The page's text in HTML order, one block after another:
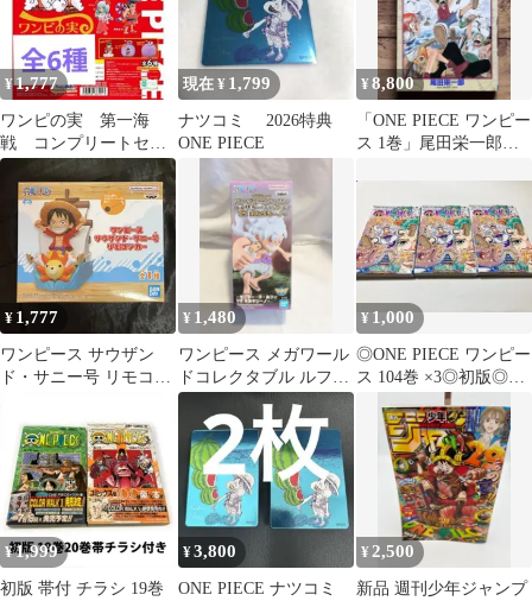
¥1,777
ワンピの実 第一海
戦 コンプリートセッ
ト フルコンプ
現在 ¥ 1,799
ナツコミ 2026特典
ONE PIECE
¥8,800
「ONE PIECE ワンピー
ス 1巻」尾田栄一郎
¥ 1,777
ワンピース サウザン
ド・サニー号 リモコン
¥ 1,480
ワンピース メガワール
ドコレクタブル ルフィ
VSボルサリーノ
¥ 1,000
◎ONE PIECE ワンピー
ス 104巻 ×3◎初版◎3
冊セット◎少年ジャン
¥1,999
初版 帯付 チラシ 19巻
¥3,800
ONE PIECE ナツコミ
¥2,500
新品 週刊少年ジャンプ